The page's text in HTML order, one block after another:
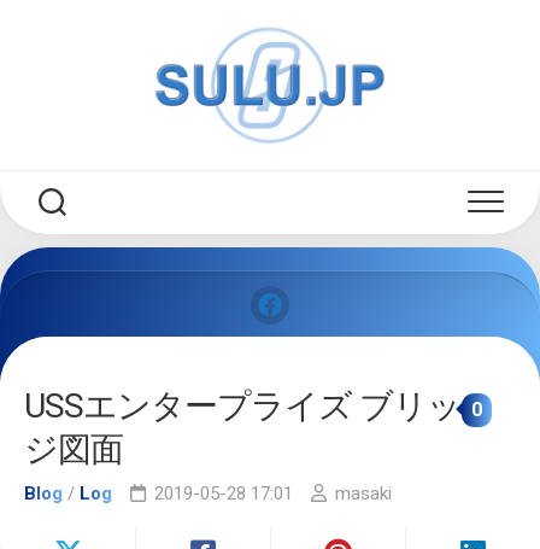
USSエンタープライズ ブリッ
ジ図面
Blog / Log 2019-05-28 17:01 masaki
0